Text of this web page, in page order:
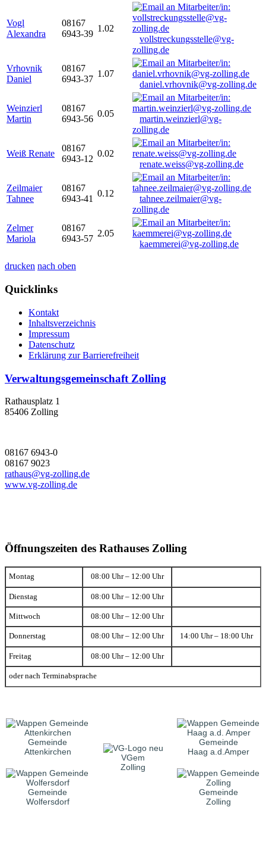
Vogl
Alexandra
08167
6943-39
1.02
vollstreckungsstelle@vg-
zolling.de
Vrhovnik
Daniel
08167
6943-37
1.07
daniel.vrhovnik@vg-zolling.de
Weinzierl
Martin
08167
6943-56
0.05
martin.weinzierl@vg-
zolling.de
Weiß Renate
08167
6943-12
0.02
renate.weiss@vg-zolling.de
Zeilmaier
Tahnee
08167
6943-41
0.12
tahnee.zeilmaier@vg-
zolling.de
Zelmer
Mariola
08167
6943-57
2.05
kaemmerei@vg-zolling.de
drucken nach oben
Quicklinks
Kontakt
Inhaltsverzeichnis
Impressum
Datenschutz
Erklärung zur Barrierefreiheit
Verwaltungsgemeinschaft Zolling
Rathausplatz 1
85406 Zolling
08167 6943-0
08167 9023
rathaus@vg-zolling.de
www.vg-zolling.de
Öffnungszeiten des Rathauses Zolling
Montag 08:00 Uhr – 12:00 Uhr
Dienstag 08:00 Uhr – 12:00 Uhr
Mittwoch 08:00 Uhr – 12:00 Uhr
Donnerstag 08:00 Uhr – 12:00 Uhr 14:00 Uhr – 18:00 Uhr
Freitag 08:00 Uhr – 12:00 Uhr
oder nach Terminabsprache
Gemeinde
Attenkirchen
VGem
Zolling
Gemeinde
Haag a.d.Amper
Gemeinde
Wolfersdorf
Gemeinde
Zolling